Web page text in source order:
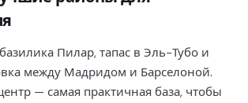
Пилар, тапас в Эль-Тубо и
между Мадридом и Барселоной.
— самая практичная база, чтобы